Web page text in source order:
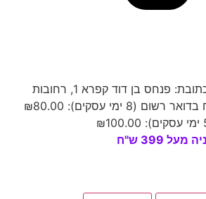
פנחס בן דוד קפרא 1, רחובות
רשום (8 ימי עסקים):
₪80.00
₪100.00
399 ש"ח